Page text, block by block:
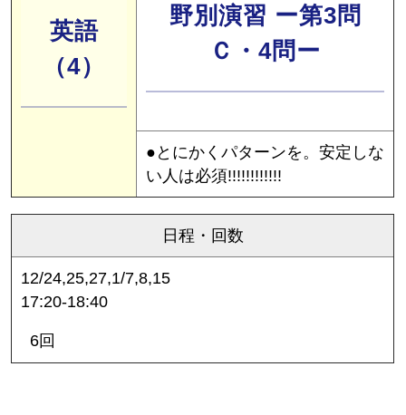
英語
（4）
野別演習 ー第3問
Ｃ・4問ー
●とにかくパターンを。安定しな
い人は必須!!!!!!!!!!!!
日程・回数
12/24,25,27,1/7,8,15
17:20-18:40
6回